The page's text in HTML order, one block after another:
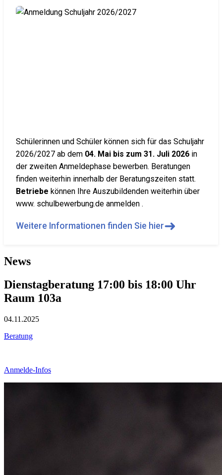
Schülerinnen und Schüler können sich für das Schuljahr
2026/2027 ab dem 04. Mai bis zum 31. Juli 2026 in
der zweiten Anmeldephase bewerben. Beratungen
finden weiterhin innerhalb der Beratungszeiten statt.
Betriebe können Ihre Auszubildenden weiterhin über
www. schulbewerbung.de anmelden .
Weitere Informationen finden Sie hier➜
News
Dienstagberatung 17:00 bis 18:00 Uhr
Raum 103a
04.11.2025
Beratung
Anmelde-Infos